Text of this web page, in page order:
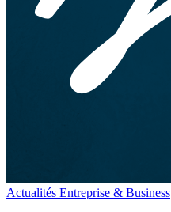
Actualités Entreprise & Business